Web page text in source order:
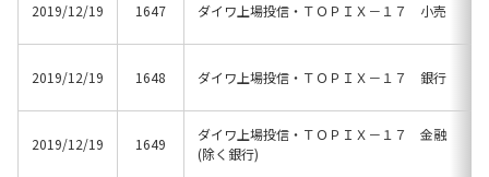
2019/12/19 1647 ダイワ上場投信・ＴＯＰＩＸ－１７ 小売
2019/12/19 1648 ダイワ上場投信・ＴＯＰＩＸ－１７ 銀行
2019/12/19 1649
ダイワ上場投信・ＴＯＰＩＸ－１７ 金融
(除く銀行)